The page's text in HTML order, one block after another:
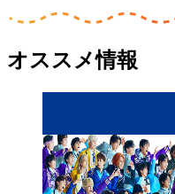
オススメ情報